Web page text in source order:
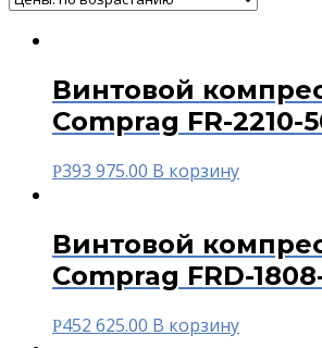
Винтовой
Comprag FR-2210-
Р393 975.00 В корзину
Винтовой
Comprag FRD-
Р452 625.00 В корзину